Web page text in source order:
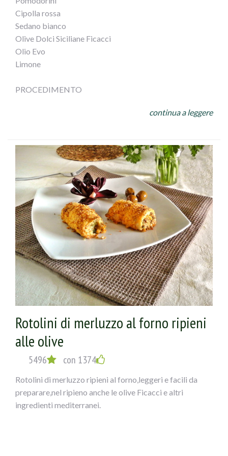
Cipolla rossa
Sedano bianco
Olive Dolci Siciliane Ficacci
Olio Evo
Limone
PROCEDIMENTO
pomodorini tagliati a metà, sale, olio a filo e una bella
spremuta di limone,
mescolare il tutto e... mangiate con gusto!!
continua a leggere
Rotolini di merluzzo al forno ripieni
alle olive
5496 con 1374
Rotolini di merluzzo ripieni al forno,leggeri e facili da
preparare,nel ripieno anche le olive Ficacci e altri
ingredienti mediterranei.